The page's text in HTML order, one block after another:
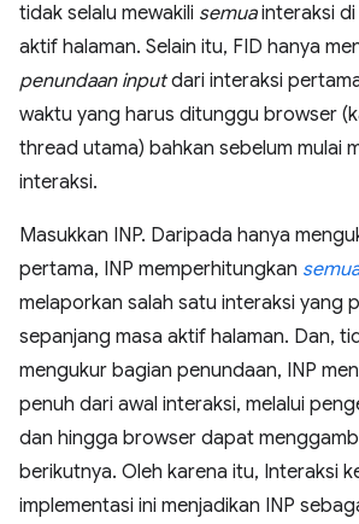
tidak selalu mewakili semuainteraksi di
aktif halaman. Selain itu, FID hanya
penundaan inputdari interaksi
waktu yang harus ditunggu browser
thread utama) bahkan sebelum mulai
interaksi.
Masukkan INP. Daripada hanya
pertama, INP memperhitungkan semua
melaporkan salah satu interaksi yang
sepanjang masa aktif halaman. Dan,
mengukur bagian penundaan, INP
penuh dari awal interaksi, melalui
dan hingga browser dapat
berikutnya. Oleh karena itu, Interaksi
implementasi ini menjadikan INP